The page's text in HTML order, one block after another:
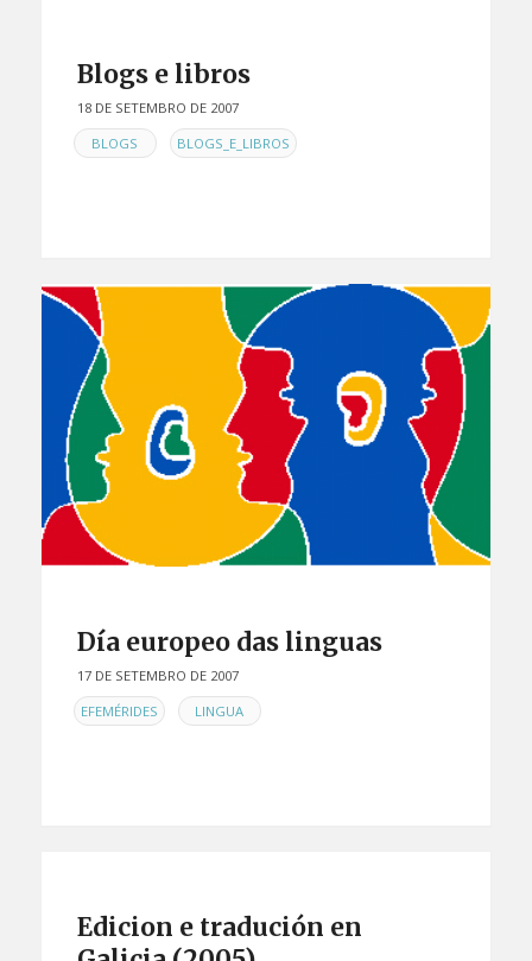
Blogs e libros
18 DE SETEMBRO DE 2007
EN
BLOGS , BLOGS_E_LIBROS
Día europeo das linguas
17 DE SETEMBRO DE 2007
ENEFEMÉRIDES , LINGUA
Edicion e tradución en